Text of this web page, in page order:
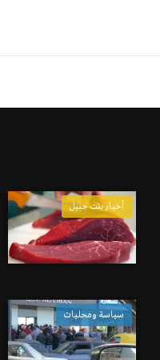
أخبار بنت جبيل
سياسة ومحليات